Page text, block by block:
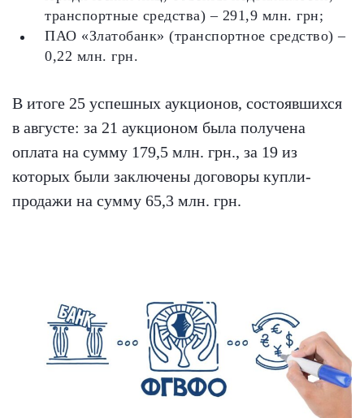
транспортные средства) – 291,9 млн. грн;
ПАО «Златобанк» (транспортное средство) –
0,22 млн. грн.
В итоге 25 успешных аукционов, состоявшихся
в августе: за 21 аукционом была получена
оплата на сумму 179,5 млн. грн., за 19 из
которых были заключены договоры купли-
продажи на сумму 65,3 млн. грн.